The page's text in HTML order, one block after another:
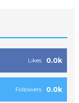
0.0k
Likes
0.0k
Followers